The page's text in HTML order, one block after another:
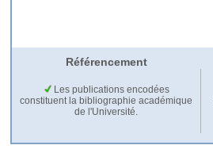
Référencement
Les publications encodées
constituent la bibliographie académique
de l'Université.